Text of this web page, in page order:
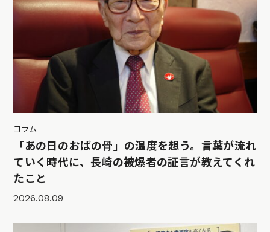
コラム
「あの日のおばの骨」の温度を想う。言葉が流れ
ていく時代に、長崎の被爆者の証言が教えてくれ
たこと
2026.08.09